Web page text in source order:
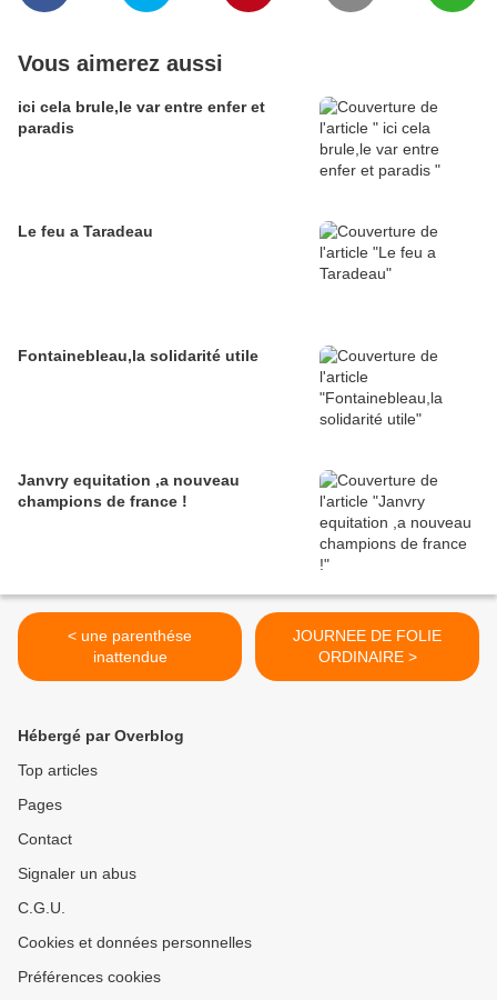
Vous aimerez aussi
ici cela brule,le var entre enfer et
paradis
Le feu a Taradeau
Fontainebleau,la solidarité utile
Janvry equitation ,a nouveau
champions de france !
< une parenthése
inattendue
JOURNEE DE FOLIE
ORDINAIRE >
Hébergé par Overblog
Top articles
Pages
Contact
Signaler un abus
C.G.U.
Cookies et données personnelles
Préférences cookies